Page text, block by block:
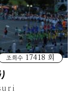
조회수17418 회